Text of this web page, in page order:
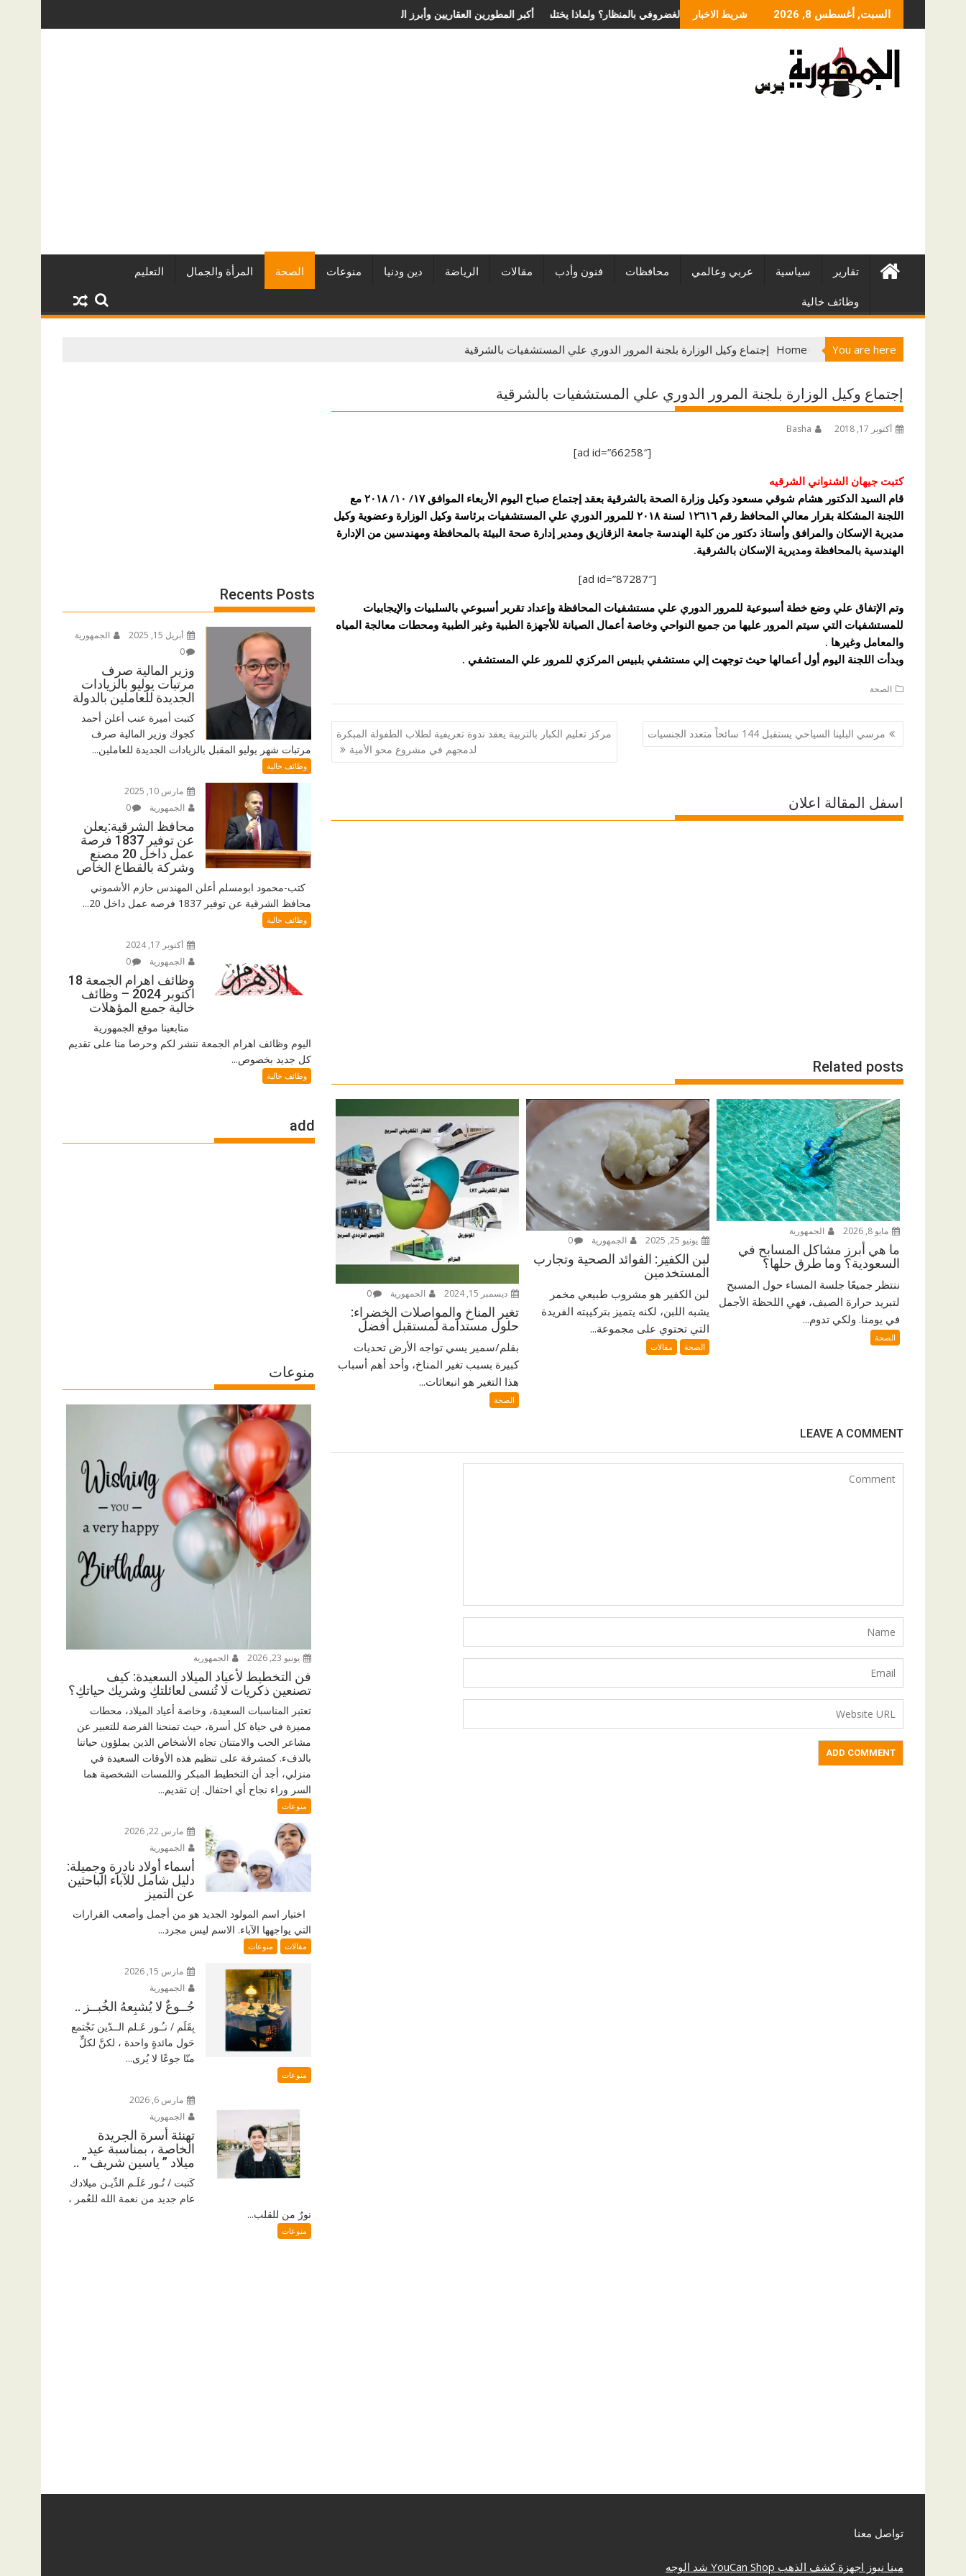
to
السبت, أغسطس 8, 2026 شريط الاخبار أفضل شركات التطوير العقاري في مصر من URE | أكبر المطورين العقاريين وأبرز المشروعاتما الذي يحدد سعر عملية الانزلاق الغضروفي بالمنظار؟ ولماذا يختلف من مريض لآخر؟
تقارير سياسية عربي وعالمي محافظات فنون وأدب مقالات الرياضة دين ودنيا منوعات الصحة المرأة والجمال التعليم
وظائف خالية
You are here
Home إجتماع وكيل الوزارة بلجنة المرور الدوري علي المستشفيات بالشرقية
إجتماع وكيل الوزارة بلجنة المرور الدوري علي المستشفيات بالشرقية
أكتوبر 17, 2018 Basha
[ad id=”66258″]
كتبت جيهان الشنواني الشرقيه
قام السيد الدكتور هشام شوقي مسعود وكيل وزارة الصحة بالشرقية بعقد إجتماع صباح اليوم الأربعاء الموافق ١٧/ ١٠/ ٢٠١٨ مع
اللجنة المشكلة بقرار معالي المحافظ رقم ١٢٦١٦ لسنة ٢٠١٨ للمرور الدوري علي المستشفيات برئاسة وكيل الوزارة وعضوية وكيل
مديرية الإسكان والمرافق وأستاذ دكتور من كلية الهندسة جامعة الزقازيق ومدير إدارة صحة البيئة بالمحافظة ومهندسين من الإدارة
الهندسية بالمحافظة ومديرية الإسكان بالشرقية.
[ad id=”87287″]
وتم الإتفاق علي وضع خطة أسبوعية للمرور الدوري علي مستشفيات المحافظة وإعداد تقرير أسبوعي بالسلبيات والإيجابيات
للمستشفيات التي سيتم المرور عليها من جميع النواحي وخاصة أعمال الصيانة للأجهزة الطبية وغير الطبية ومحطات معالجة المياه
والمعامل وغيرها .
وبدأت اللجنة اليوم أول أعمالها حيث توجهت إلي مستشفي بلبيس المركزي للمرور علي المستشفي .
الصحة
تصفّح
المقالات
مرسي البلينا السياحي يستقبل 144 سائحاً متعدد الجنسيات
مركز تعليم الكبار بالتربية يعقد ندوة تعريفية لطلاب الطفولة المبكرة
لدمجهم في مشروع محو الأمية
اسفل المقالة اعلان
Related posts
مايو 8, 2026 الجمهورية
ما هي أبرز مشاكل المسابح في
السعودية؟ وما طرق حلها؟
ننتظر جميعًا جلسة المساء حول المسبح
لتبريد حرارة الصيف، فهي اللحظة الأجمل
في يومنا. ولكي تدوم...
الصحة
يونيو 25, 2025 الجمهورية 0
لبن الكفير: الفوائد الصحية وتجارب
المستخدمين
لبن الكفير هو مشروب طبيعي مخمر
يشبه اللبن، لكنه يتميز بتركيبته الفريدة
التي تحتوي على مجموعة...
الصحة مقالات
ديسمبر 15, 2024 الجمهورية 0
تغير المناخ والمواصلات الخضراء:
حلول مستدامة لمستقبل أفضل
بقلم/سمير يسي تواجه الأرض تحديات
كبيرة بسبب تغير المناخ، وأحد أهم أسباب
هذا التغير هو انبعاثات...
الصحة
LEAVE A COMMENT
Recents Posts
أبريل 15, 2025
الجمهورية
0
وزير المالية صرف
مرتبات يوليو بالزيادات
الجديدة للعاملين بالدولة
كتبت أميرة عنب أعلن أحمد
كجوك وزير المالية صرف
مرتبات شهر يوليو المقبل بالزيادات الجديدة للعاملين...
وظائف خالية
مارس 10, 2025
الجمهورية
0
محافظ الشرقية:يعلن
عن توفير 1837 فرصة
عمل داخل 20 مصنع
وشركة بالقطاع الخاص
كتب-محمود ابومسلم أعلن المهندس حازم الأشموني
محافظ الشرقية عن توفير 1837 فرصه عمل داخل 20...
وظائف خالية
أكتوبر 17, 2024
الجمهورية
0
وظائف اهرام الجمعة 18
اكتوبر 2024 – وظائف
خالية جميع المؤهلات
متابعينا موقع الجمهورية
اليوم وظائف اهرام الجمعة ننشر لكم وحرصا منا على تقديم
كل جديد بخصوص...
وظائف خالية
add
منوعات
يونيو 23, 2026 الجمهورية
فن التخطيط لأعياد الميلاد السعيدة: كيف
تصنعين ذكريات لا تُنسى لعائلتكِ وشريك حياتكِ؟
تعتبر المناسبات السعيدة، وخاصة أعياد الميلاد، محطات
مميزة في حياة كل أسرة، حيث تمنحنا الفرصة للتعبير عن
مشاعر الحب والامتنان تجاه الأشخاص الذين يملؤون حياتنا
بالدفء. كمشرفة على تنظيم هذه الأوقات السعيدة في
منزلي، أجد أن التخطيط المبكر واللمسات الشخصية هما
السر وراء نجاح أي احتفال. إن تقديم...
منوعات
مارس 22, 2026
الجمهورية
أسماء أولاد نادرة وجميلة:
دليل شامل للآباء الباحثين
عن التميز
اختيار اسم المولود الجديد هو من أجمل وأصعب القرارات
التي يواجهها الآباء. الاسم ليس مجرد...
مقالات منوعات
مارس 15, 2026
الجمهورية
جُــوعٌ لا يُشبِعهُ الخُبــز ..
بِقَلَم / نـُـور عَـلم الــدّين نَجْتمع
حَول مائدةٍ واحدة ، لكنَّ لكلٍّ
منّا جوعًا لا يُرى...
منوعات
مارس 6, 2026
الجمهورية
تهنئة أسرة الجريدة
الخاصة ، بمناسبة عيد
ميلاد ” ياسين شريف ” ..
كَتبت / نُـور عَلَـم الدِّيـن ميلادك
عام جديد من نعمة الله للعُمر ،
نورٌ من للقلب...
منوعات
تواصل معنا
مينا نيوز اجهزة كشف الذهب YouCan Shop شد الوجه